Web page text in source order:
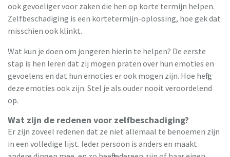
ook gevoeliger voor zaken die hen op korte termijn helpen.
Zelfbeschadiging is een kortetermijn-oplossing, hoe gek dat
misschien ook klinkt.
Wat kun je doen om jongeren hierin te helpen? De eerste
stap is hen leren dat zij mogen praten over hun emoties en
gevoelens en dat hun emoties er ook mogen zijn. Hoe heftig
deze emoties ook zijn. Stel je als ouder nooit veroordelend
op.
Wat zijn de redenen voor zelfbeschadiging?
Er zijn zoveel redenen dat ze niet allemaal te benoemen zijn
in een volledige lijst. Ieder persoon is anders en maakt